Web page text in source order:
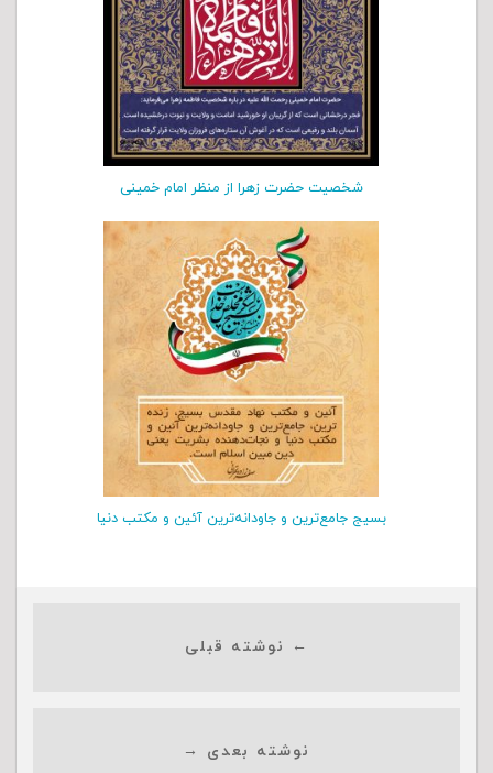
شخصیت حضرت زهرا از منظر امام خمینی
بسیج جامع‌ترین و جاودانه‌ترین آئین و مکتب دنیا
← نوشته قبلی
نوشته بعدی →